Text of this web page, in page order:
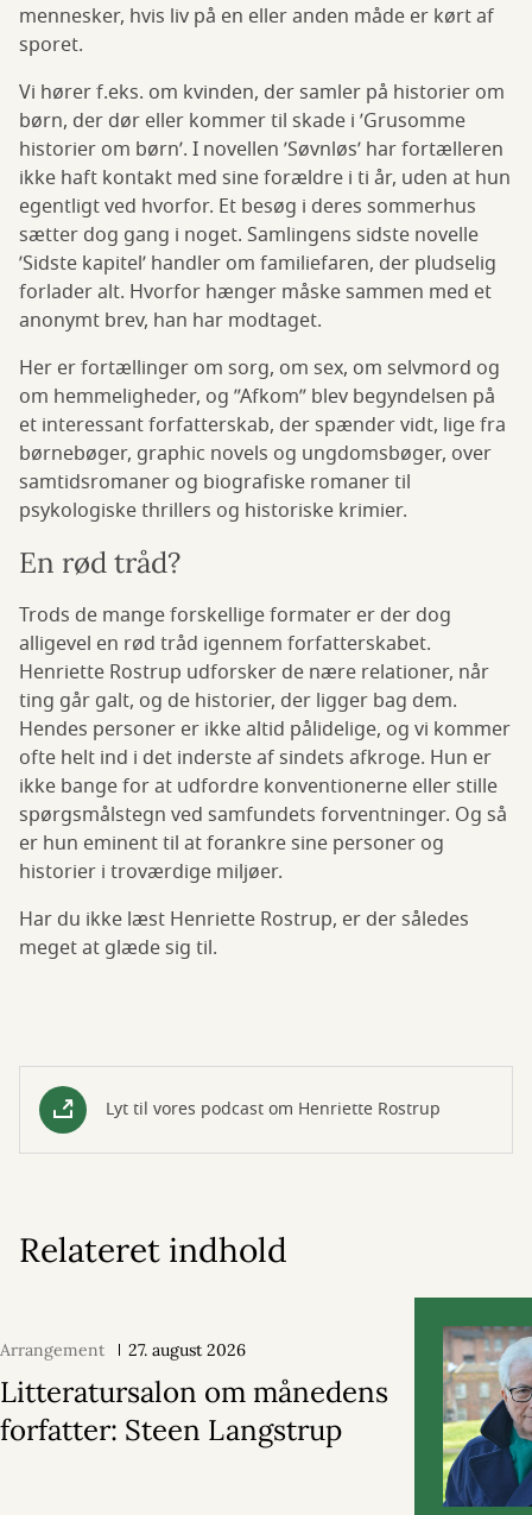
mennesker, hvis liv på en eller anden måde er kørt af
sporet.
Vi hører f.eks. om kvinden, der samler på historier om
børn, der dør eller kommer til skade i ’Grusomme
historier om børn’. I novellen ’Søvnløs’ har fortælleren
ikke haft kontakt med sine forældre i ti år, uden at hun
egentligt ved hvorfor. Et besøg i deres sommerhus
sætter dog gang i noget. Samlingens sidste novelle
’Sidste kapitel’ handler om familiefaren, der pludselig
forlader alt. Hvorfor hænger måske sammen med et
anonymt brev, han har modtaget.
Her er fortællinger om sorg, om sex, om selvmord og
om hemmeligheder, og ”Afkom” blev begyndelsen på
et interessant forfatterskab, der spænder vidt, lige fra
børnebøger, graphic novels og ungdomsbøger, over
samtidsromaner og biografiske romaner til
psykologiske thrillers og historiske krimier.
En rød tråd?
Trods de mange forskellige formater er der dog
alligevel en rød tråd igennem forfatterskabet.
Henriette Rostrup udforsker de nære relationer, når
ting går galt, og de historier, der ligger bag dem.
Hendes personer er ikke altid pålidelige, og vi kommer
ofte helt ind i det inderste af sindets afkroge. Hun er
ikke bange for at udfordre konventionerne eller stille
spørgsmålstegn ved samfundets forventninger. Og så
er hun eminent til at forankre sine personer og
historier i troværdige miljøer.
Har du ikke læst Henriette Rostrup, er der således
meget at glæde sig til.
Lyt til vores podcast om Henriette Rostrup
Relateret indhold
Arrangement 27. august 2026
Litteratursalon om månedens
forfatter: Steen Langstrup